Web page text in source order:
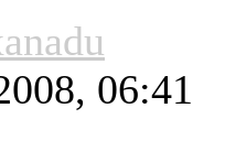
06:41